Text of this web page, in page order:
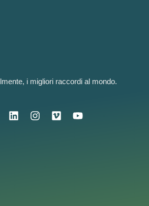
i migliori raccordi al mondo.